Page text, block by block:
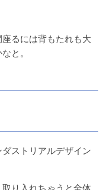
るには背もたれも大
と。
ストリアルデザイン
り入れちゃうと全体